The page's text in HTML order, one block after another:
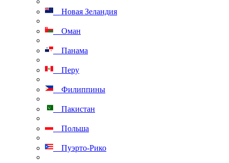
Новая Зеландия
Оман
Панама
Перу
Филиппины
Пакистан
Польша
Пуэрто-Рико